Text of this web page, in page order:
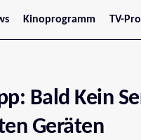
Kinoprogramm
Jetzt im Kino
Oberösterreich
Steiermark
Burgenland
Kärnten
TV-
Bald Kein
Geräten